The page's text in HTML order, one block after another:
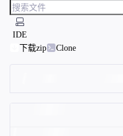
IDE
下载zip
Clone